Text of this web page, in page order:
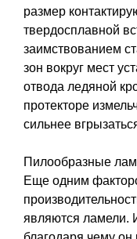
размер
твердосплавной
заимствованием
зон вокруг мест
отвода ледяной
протекторе
сильнее
Пилообразные
Еще одним
являются ламели.